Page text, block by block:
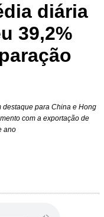
diária
39,2%
destaque para China e Hong
com a exportação de
ano